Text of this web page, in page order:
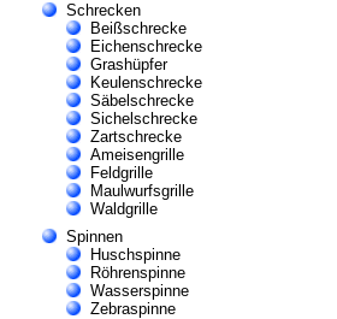
Schrecken
Beißschrecke
Eichenschrecke
Grashüpfer
Keulenschrecke
Säbelschrecke
Sichelschrecke
Zartschrecke
Ameisengrille
Feldgrille
Maulwurfsgrille
Waldgrille
Spinnen
Huschspinne
Röhrenspinne
Wasserspinne
Zebraspinne